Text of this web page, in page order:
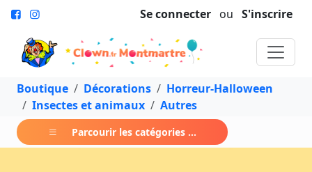
Se connecter ou S'inscrire
Boutique Décorations
Horreur-Halloween
Insectes et animaux
Autres
Parcourir les catégories ...